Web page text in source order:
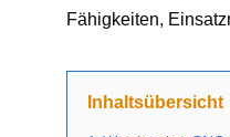
Fähigkeiten,
Inhaltsübersicht